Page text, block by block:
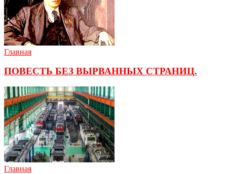
Главная
ПОВЕСТЬ БЕЗ ВЫРВАННЫХ СТРАНИЦ.
Главная